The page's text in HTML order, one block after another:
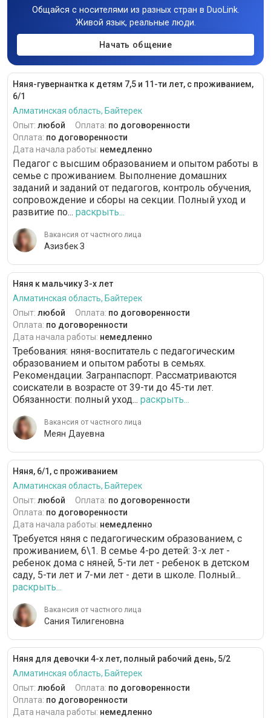
Общайся с носителями из разных стран в DuoLink.
Живой язык, реальные люди.
Начать общение
Няня-гувернантка к детям 7,5 и 11-ти лет, с проживанием,
6/1
Алматинская область, Байтерек
Опыт: любой Оплата: по договоренности
Оплата: по договоренности
Дата начала работы: немедленно
Педагог с высшим образованием и опытом работы в
семье с проживанием. Выполнение домашних
заданий и заданий от педагогов, контроль обучения,
сопровождение и сборы на секции. Полный уход и
развитие по... раскрыть...
Вакансия от частного лица
Азизбек З
Няня к мальчику 3-х лет
Алматинская область, Байтерек
Опыт: любой Оплата: по договоренности
Оплата: по договоренности
Дата начала работы: немедленно
Требования: няня-воспитатель с педагогическим
образованием и опытом работы в семьях.
Рекомендации. Загранпаспорт. Рассматриваются
соискатели в возрасте от 39-ти до 45-ти лет.
Обязанности: полный уход... раскрыть...
Вакансия от частного лица
Меян Дауевна
Няня, 6/1, с проживанием
Алматинская область, Байтерек
Опыт: любой Оплата: по договоренности
Оплата: по договоренности
Дата начала работы: немедленно
Требуется няня с педагогическим образованием, с
проживанием, 6\1. В семье 4-ро детей: 3-х лет -
ребенок дома с няней, 5-ти лет - ребенок в детском
саду, 5-ти лет и 7-ми лет - дети в школе. Полный...
раскрыть...
Вакансия от частного лица
Сания Тилигеновна
Няня для девочки 4-х лет, полный рабочий день, 5/2
Алматинская область, Байтерек
Опыт: любой Оплата: по договоренности
Оплата: по договоренности
Дата начала работы: немедленно